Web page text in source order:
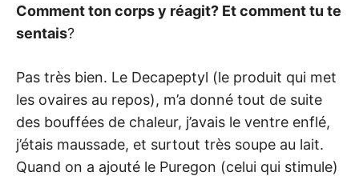
Comment ton corps y réagit? Et comment tu te
sentais?
Pas très bien. Le Decapeptyl (le produit qui met
les ovaires au repos), m’a donné tout de suite
des bouffées de chaleur, j’avais le ventre enflé,
j’étais maussade, et surtout très soupe au lait.
Quand on a ajouté le Puregon (celui qui stimule)